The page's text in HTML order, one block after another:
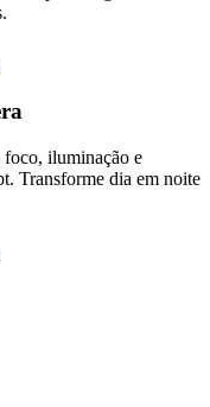
foco, iluminação e
Transforme dia em noite